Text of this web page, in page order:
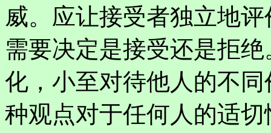
威。应让接受者独立地
需要决定是接受还是拒
化，小至对待他人的不
种观点对于任何人的适